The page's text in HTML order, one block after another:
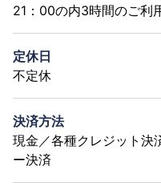
21：00の内3時間のご利
定休日
不定休
決済方法
現金／各種クレジット決
ー決済